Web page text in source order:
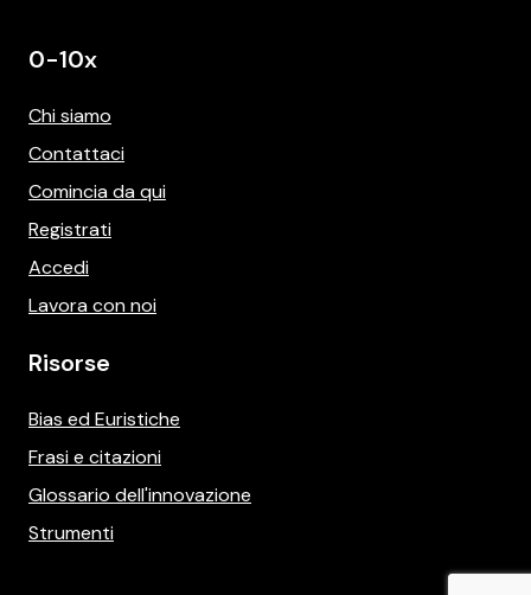
0-10x
Chi siamo
Contattaci
Comincia da qui
Registrati
Accedi
Lavora con noi
Risorse
Bias ed Euristiche
Frasi e citazioni
Glossario dell'innovazione
Strumenti